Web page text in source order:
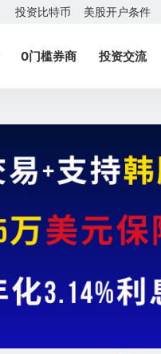
投资比特币 美股开户条件
0门槛券商 投资交流